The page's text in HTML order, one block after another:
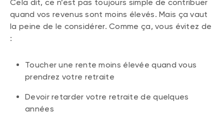
Cela dit, ce n’est pas toujours simple de contribuer
quand vos revenus sont moins élevés. Mais ça vaut
la peine de le considérer. Comme ça, vous évitez de
:
Toucher une rente moins élevée quand vous
prendrez votre retraite
Devoir retarder votre retraite de quelques
années